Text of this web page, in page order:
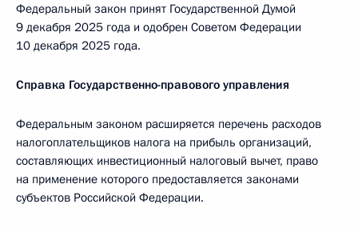
Федеральный закон принят Государственной Думой
9 декабря 2025 года и одобрен Советом Федерации
10 декабря 2025 года.
Справка Государственно-правового управления
Федеральным законом расширяется перечень расходов
налогоплательщиков налога на прибыль организаций,
составляющих инвестиционный налоговый вычет, право
на применение которого предоставляется законами
субъектов Российской Федерации.